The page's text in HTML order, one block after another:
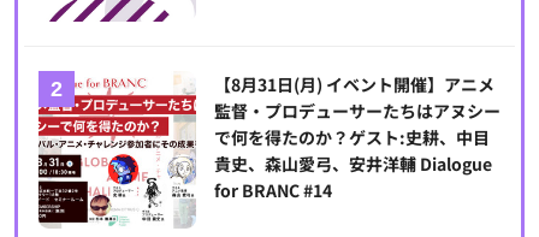
【8月31日(月) イベント開催】アニメ
監督・プロデューサーたちはアヌシー
で何を得たのか？ゲスト:史耕、中目
貴史、森山愛弓、安井洋輔 Dialogue
for BRANC #14